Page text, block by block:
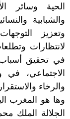
الحية وسائر
والشبابية
وتعزيز
لانتظارات
في تحقيق أسباب
الاجتماعي، في
والرخاء
وها هو المغرب
الجلالة الملك